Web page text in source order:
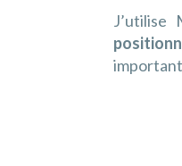
J’utilise